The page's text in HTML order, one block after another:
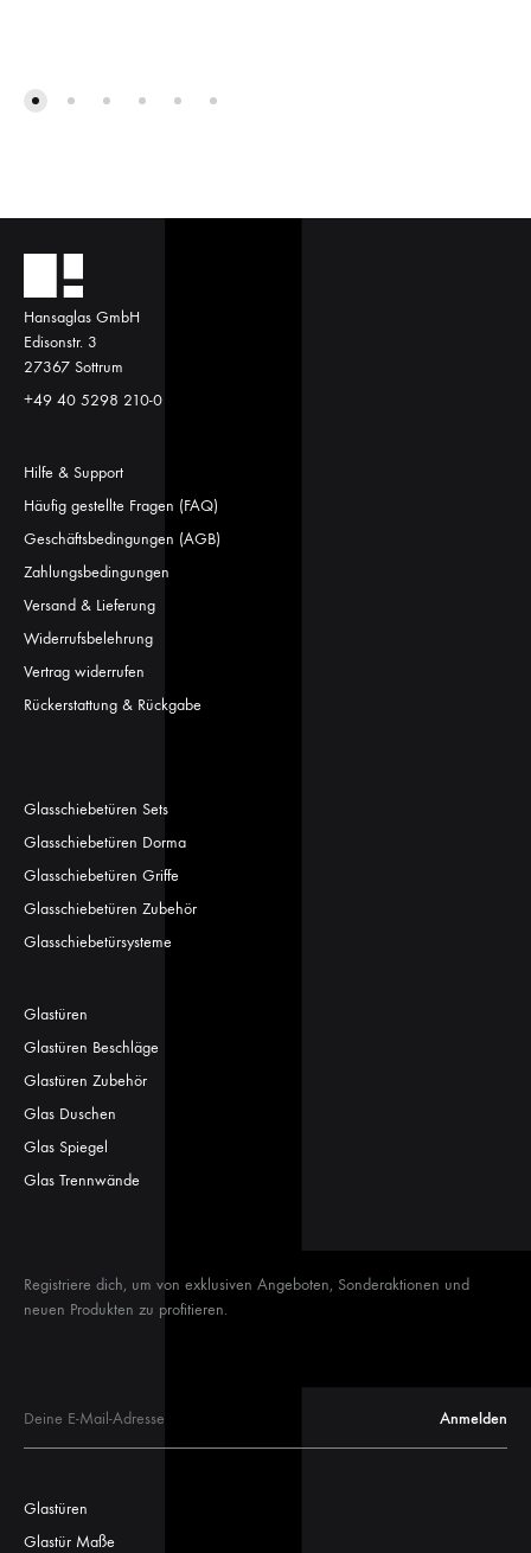
Hansaglas GmbH
Edisonstr. 3
27367 Sottrum
+49 40 5298 210-0
Hilfe & Support
Häufig gestellte Fragen (FAQ)
Geschäftsbedingungen (AGB)
Zahlungsbedingungen
Versand & Lieferung
Widerrufsbelehrung
Vertrag widerrufen
Rückerstattung & Rückgabe
Glasschiebetüren Sets
Glasschiebetüren Dorma
Glasschiebetüren Griffe
Glasschiebetüren Zubehör
Glasschiebetürsysteme
Glastüren
Glastüren Beschläge
Glastüren Zubehör
Glas Duschen
Glas Spiegel
Glas Trennwände
Registriere dich, um von exklusiven Angeboten, Sonderaktionen und
neuen Produkten zu profitieren.
Glastüren
Glastür Maße